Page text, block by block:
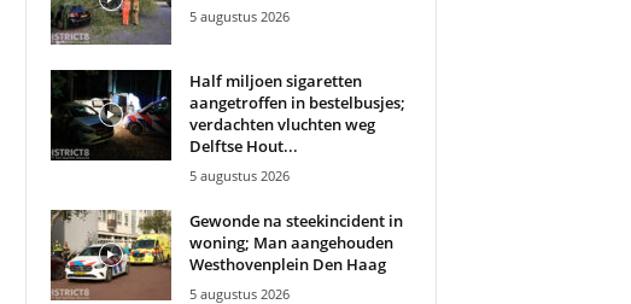
5 augustus 2026
Half miljoen sigaretten
aangetroffen in bestelbusjes;
verdachten vluchten weg
Delftse Hout...
5 augustus 2026
Gewonde na steekincident in
woning; Man aangehouden
Westhovenplein Den Haag
5 augustus 2026